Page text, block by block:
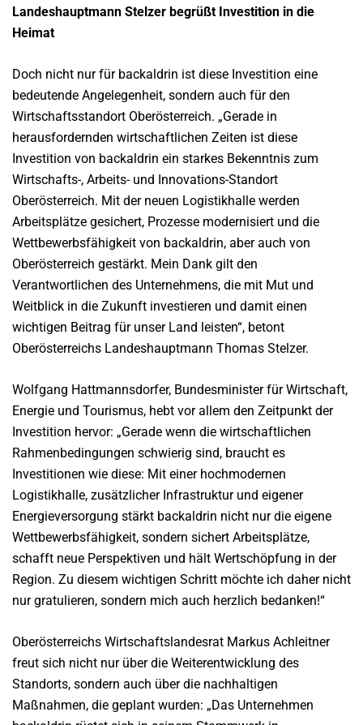
Landeshauptmann Stelzer begrüßt Investition in die
Heimat
Doch nicht nur für backaldrin ist diese Investition eine
bedeutende Angelegenheit, sondern auch für den
Wirtschaftsstandort Oberösterreich. „Gerade in
herausfordernden wirtschaftlichen Zeiten ist diese
Investition von backaldrin ein starkes Bekenntnis zum
Wirtschafts-, Arbeits- und Innovations-Standort
Oberösterreich. Mit der neuen Logistikhalle werden
Arbeitsplätze gesichert, Prozesse modernisiert und die
Wettbewerbsfähigkeit von backaldrin, aber auch von
Oberösterreich gestärkt. Mein Dank gilt den
Verantwortlichen des Unternehmens, die mit Mut und
Weitblick in die Zukunft investieren und damit einen
wichtigen Beitrag für unser Land leisten“, betont
Oberösterreichs Landeshauptmann Thomas Stelzer.
Wolfgang Hattmannsdorfer, Bundesminister für Wirtschaft,
Energie und Tourismus, hebt vor allem den Zeitpunkt der
Investition hervor: „Gerade wenn die wirtschaftlichen
Rahmenbedingungen schwierig sind, braucht es
Investitionen wie diese: Mit einer hochmodernen
Logistikhalle, zusätzlicher Infrastruktur und eigener
Energieversorgung stärkt backaldrin nicht nur die eigene
Wettbewerbsfähigkeit, sondern sichert Arbeitsplätze,
schafft neue Perspektiven und hält Wertschöpfung in der
Region. Zu diesem wichtigen Schritt möchte ich daher nicht
nur gratulieren, sondern mich auch herzlich bedanken!“
Oberösterreichs Wirtschaftslandesrat Markus Achleitner
freut sich nicht nur über die Weiterentwicklung des
Standorts, sondern auch über die nachhaltigen
Maßnahmen, die geplant wurden: „Das Unternehmen